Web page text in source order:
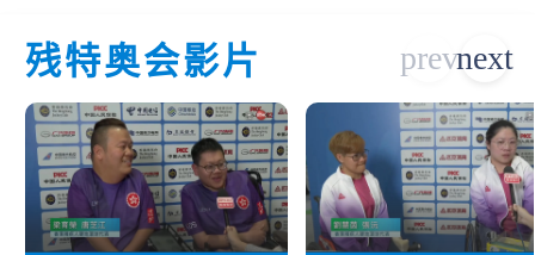
残特奥会影片